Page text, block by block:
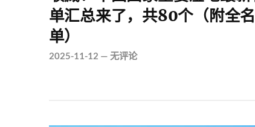
单汇总来了，共80个（附全名
单）
2025-11-12 — 无评论